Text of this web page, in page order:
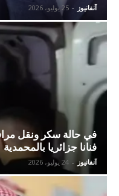
آنفانيوز - 25 يوليو، 2026
في حالة سكر ونقل
فنانا جزائريا بالمحمدية
آنفانيوز - 24 يوليو، 2026